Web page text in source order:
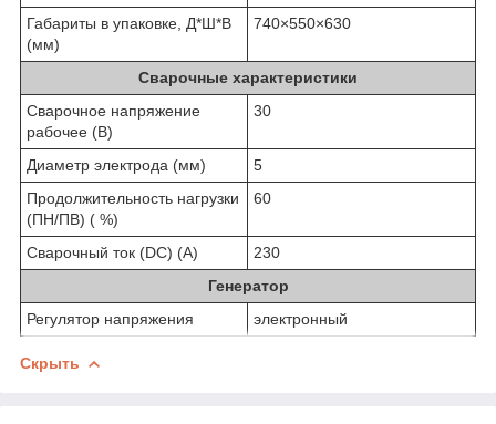
Габариты в упаковке, Д*Ш*В
(мм)
740×550×630
Сварочные характеристики
Сварочное напряжение
рабочее (В)
30
Диаметр электрода (мм)
5
Продолжительность нагрузки
(ПН/ПВ) ( %)
60
Сварочный ток (DC) (А)
230
Генератор
Регулятор напряжения
электронный
Скрыть